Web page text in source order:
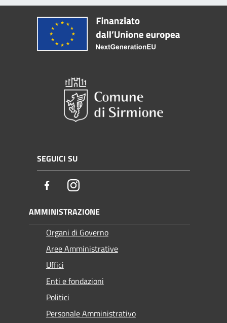
SEGUICI SU
FacebookInstagram
AMMINISTRAZIONE
Organi di Governo
Aree Amministrative
Uffici
Enti e fondazioni
Politici
Personale Amministrativo